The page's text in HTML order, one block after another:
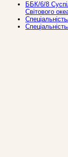
ББК/6/8
Світового